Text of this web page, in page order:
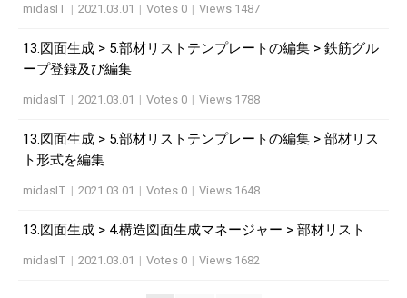
midasIT | 2021.03.01 | Votes 0 | Views 1487
13.図面生成 > 5.部材リストテンプレートの編集 > 鉄筋グル
ープ登録及び編集
midasIT | 2021.03.01 | Votes 0 | Views 1788
13.図面生成 > 5.部材リストテンプレートの編集 > 部材リス
ト形式を編集
midasIT | 2021.03.01 | Votes 0 | Views 1648
13.図面生成 > 4.構造図面生成マネージャー > 部材リスト
midasIT | 2021.03.01 | Votes 0 | Views 1682